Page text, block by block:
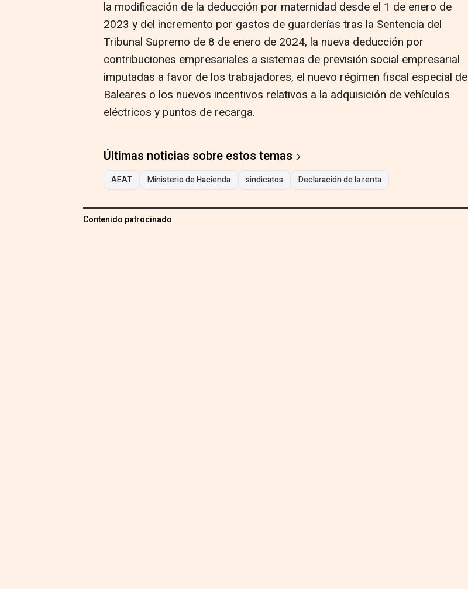
la modificación de la deducción por maternidad desde el 1 de enero de
2023 y del incremento por gastos de guarderías tras la Sentencia del
Tribunal Supremo de 8 de enero de 2024, la nueva deducción por
contribuciones empresariales a sistemas de previsión social empresarial
imputadas a favor de los trabajadores, el nuevo régimen fiscal especial de
Baleares o los nuevos incentivos relativos a la adquisición de vehículos
eléctricos y puntos de recarga.
Últimas noticias sobre estos temas
AEAT Ministerio de Hacienda sindicatos Declaración de la renta
Contenido patrocinado